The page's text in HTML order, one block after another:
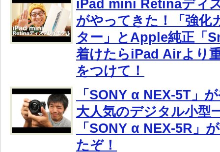
iPad mini Retinaディ
がやってきた！「強化
ター」とApple純正「
着けたらiPad Airより
をつけて！
「SONY α NEX-5T」
大人気のデジタル小型
「SONY α NEX-5R」
たぞ！